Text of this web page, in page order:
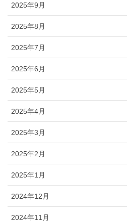
2025年9月
2025年8月
2025年7月
2025年6月
2025年5月
2025年4月
2025年3月
2025年2月
2025年1月
2024年12月
2024年11月